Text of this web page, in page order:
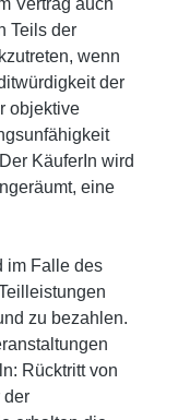
Teils der
wenn
der
objektive
KäuferIn wird
eine
im Falle des
zu bezahlen.
Rücktritt von
der